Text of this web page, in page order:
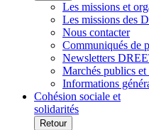
Les missions et
Les missions des
Nous contacter
Communiqués de
Newsletters
Marchés publics et
Informations
Cohésion sociale et
solidarités
Retour